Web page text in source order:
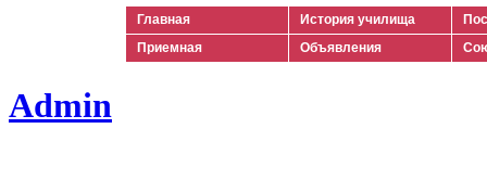
Главная История училища
Приемная
Объявления
Admin